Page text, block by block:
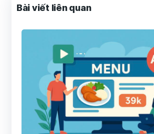
Bài viết liên quan